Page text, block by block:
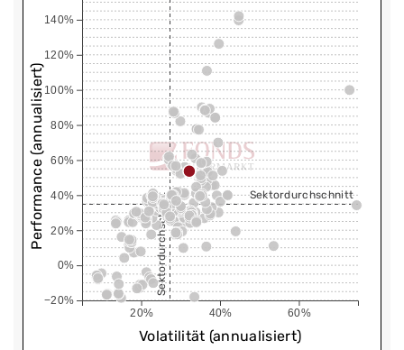
20% 40% 60%
−20%
0%
20%
40%
60%
80%
100%
120%
140%
Sektordurchschnitt
Sektordurchschnitt
Volatilität (annualisiert)
Performance (annualisiert)